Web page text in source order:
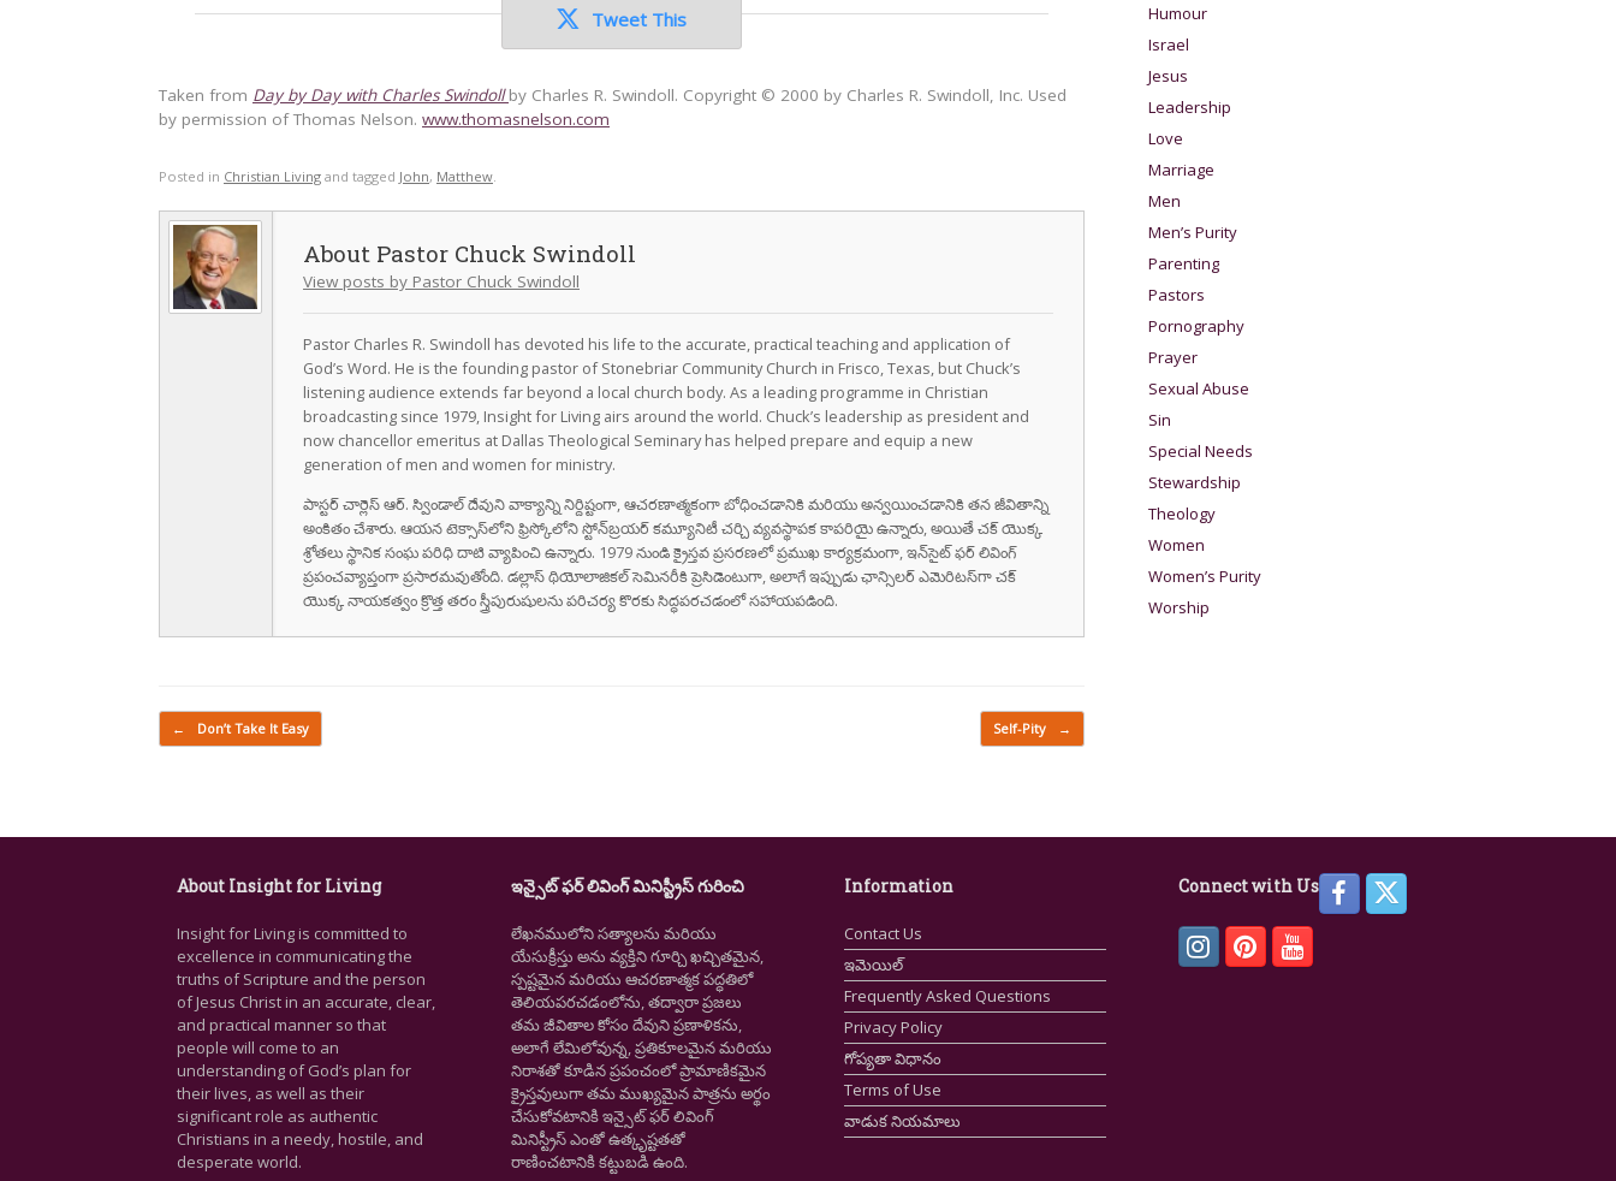
Tweet This
Taken from Day by Day with Charles Swindollby Charles R. Swindoll. Copyright © 2000 by Charles R. Swindoll, Inc. Used
by permission of Thomas Nelson. www.thomasnelson.com
Posted in Christian Living and tagged John, Matthew.
Pastor Chuck Swindoll
View posts by Pastor Chuck Swindoll
Pastor Charles R. Swindoll has devoted his life to the accurate, practical teaching and application of
God’s Word. He is the founding pastor of Stonebriar Community Church in Frisco, Texas, but Chuck’s
listening audience extends far beyond a local church body. As a leading programme in Christian
broadcasting since 1979, Insight for Living airs around the world. Chuck’s leadership as president and
now chancellor emeritus at Dallas Theological Seminary has helped prepare and equip a new
generation of men and women for ministry.
పాస్టర్ చార్లెస్ ఆర్. స్విండాల్ దేవుని వాక్యాన్ని నిర్దిష్టంగా, ఆచరణాత్మకంగా బోధించడానికి మరియు అన్వయించడానికి తన జీవితాన్ని
అంకితం చేశారు. ఆయన టెక్సాస్‌లోని ఫ్రిస్కోలోని స్టోన్‌బ్రయర్ కమ్యూనిటీ చర్చి వ్యవస్థాపక కాపరియై ఉన్నారు, అయితే చక్ యొక్క
శ్రోతలు స్థానిక సంఘ పరిధి దాటి వ్యాపించి ఉన్నారు. 1979 నుండి క్రైస్తవ ప్రసరణలో ప్రముఖ కార్యక్రమంగా, ఇన్‌సైట్ ఫర్ లివింగ్
ప్రపంచవ్యాప్తంగా ప్రసారమవుతోంది. డల్లాస్ థియోలాజికల్ సెమినరీకి ప్రెసిడెంటుగా, అలాగే ఇప్పుడు ఛాన్సిలర్ ఎమెరిటస్‌గా చక్
యొక్క నాయకత్వం క్రొత్త తరం స్త్రీపురుషులను పరిచర్య కొరకు సిద్ధపరచడంలో సహాయపడింది.
Post navigation
← Don’t Take It Easy Self-Pity →
Humour
Israel
Jesus
Leadership
Love
Marriage
Men
Men’s Purity
Parenting
Pastors
Pornography
Prayer
Sexual Abuse
Sin
Special Needs
Stewardship
Theology
Women
Women’s Purity
Worship
About Insight for Living
Insight for Living is committed to
excellence in communicating the
truths of Scripture and the person
of Jesus Christ in an accurate, clear,
and practical manner so that
people will come to an
understanding of God’s plan for
their lives, as well as their
significant role as authentic
Christians in a needy, hostile, and
desperate world.
ఇన్సైట్ ఫర్ లివింగ్ మినిస్ట్రీస్ గురించి
లేఖనములోని సత్యాలను మరియు
యేసుక్రీస్తు అను వ్యక్తిని గూర్చి ఖచ్చితమైన,
స్పష్టమైన మరియు ఆచరణాత్మక పద్ధతిలో
తెలియపరచడంలోను, తద్వారా ప్రజలు
తమ జీవితాల కోసం దేవుని ప్రణాళికను,
అలాగే లేమిలోవున్న, ప్రతికూలమైన మరియు
నిరాశతో కూడిన ప్రపంచంలో ప్రామాణికమైన
క్రైస్తవులుగా తమ ముఖ్యమైన పాత్రను అర్థం
చేసుకోవటానికి ఇన్సైట్ ఫర్ లివింగ్
మినిస్ట్రీస్ ఎంతో ఉత్కృష్టతతో
రాణించటానికి కట్టుబడి ఉంది.
Information
Contact Us
ఇమెయిల్
Frequently Asked Questions
Privacy Policy
గోప్యతా విధానం
Terms of Use
వాడుక నియమాలు
Connect with Us